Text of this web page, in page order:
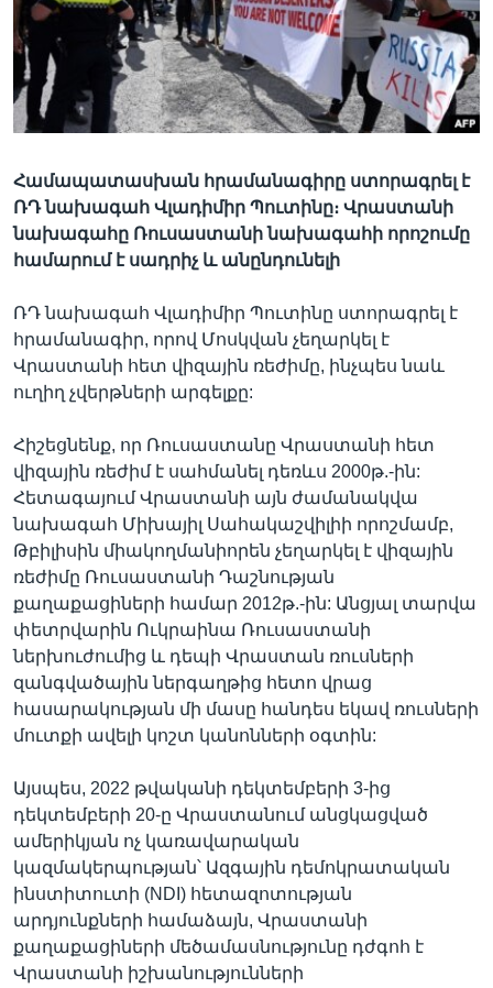
Լեզուներ
Համապատասխան հրամանագիրը ստորագրել է
ՌԴ նախագահ Վլադիմիր Պուտինը։ Վրաստանի
նախագահը Ռուսաստանի նախագահի որոշումը
համարում է սադրիչ և անընդունելի
ՌԴ նախագահ Վլադիմիր Պուտինը ստորագրել է
հրամանագիր, որով Մոսկվան չեղարկել է
Վրաստանի հետ վիզային ռեժիմը, ինչպես նաև
ուղիղ չվերթների արգելքը:
Հիշեցնենք, որ Ռուսաստանը Վրաստանի հետ
վիզային ռեժիմ է սահմանել դեռևս 2000թ.-ին:
Հետագայում Վրաստանի այն ժամանակվա
նախագահ Միխայիլ Սահակաշվիլիի որոշմամբ,
Թբիլիսին միակողմանիորեն չեղարկել է վիզային
ռեժիմը Ռուսաստանի Դաշնության
քաղաքացիների համար 2012թ.-ին: Անցյալ տարվա
փետրվարին Ուկրաինա Ռուսաստանի
ներխուժումից և դեպի Վրաստան ռուսների
զանգվածային ներգաղթից հետո վրաց
հասարակության մի մասը հանդես եկավ ռուսների
մուտքի ավելի կոշտ կանոնների օգտին:
Այսպես, 2022 թվականի դեկտեմբերի 3-ից
դեկտեմբերի 20-ը Վրաստանում անցկացված
ամերիկյան ոչ կառավարական
կազմակերպության՝ Ազգային դեմոկրատական
ինստիտուտի (NDI) հետազոտության
արդյունքների համաձայն, Վրաստանի
քաղաքացիների մեծամասնությունը դժգոհ է
Վրաստանի իշխանությունների